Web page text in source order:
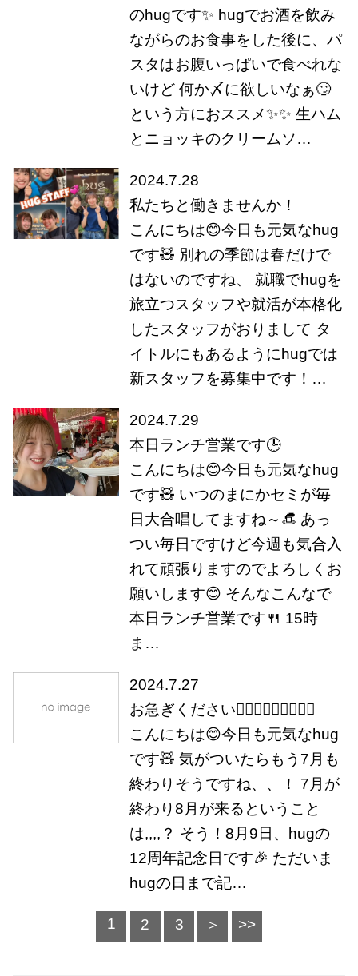
のhugです✨ hugでお酒を飲み
ながらのお食事をした後に、パ
スタはお腹いっぱいで食べれな
いけど 何か〆に欲しいなぁ🙄
という方におススメ✨✨ 生ハム
とニョッキのクリームソ…
2024.7.28
私たちと働きませんか！
こんにちは😊今日も元気なhug
です🧸 別れの季節は春だけで
はないのですね、 就職でhugを
旅立つスタッフや就活が本格化
したスタッフがおりまして タ
イトルにもあるようにhugでは
新スタッフを募集中です！…
2024.7.29
本日ランチ営業です🕒
こんにちは😊今日も元気なhug
です🧸 いつのまにかセミが毎
日大合唱してますね～👒 あっ
つい毎日ですけど今週も気合入
れて頑張りますのでよろしくお
願いします😊 そんなこんなで
本日ランチ営業です🍴 15時
ま…
2024.7.27
お急ぎください🏃🏻‍♀️🏃🏻‍♀️🏃🏻‍♀️
こんにちは😊今日も元気なhug
です🧸 気がついたらもう7月も
終わりそうですね、、！ 7月が
終わり8月が来るということ
は,,,,？ そう！8月9日、hugの
12周年記念日です🎉 ただいま
hugの日まで記…
1 2 3 ＞ >>